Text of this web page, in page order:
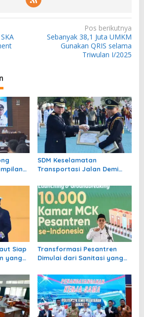
Pos berikutnya
Sebanyak 38,1 Juta UMKM
Gunakan QRIS selama
Triwulan I/2025
SDM Keselamatan
Transportasi Jalan Demi
Diperkuat Kemenhub
Siap
yang
Transformasi Pesantren
Dimulai dari Sanitasi yang